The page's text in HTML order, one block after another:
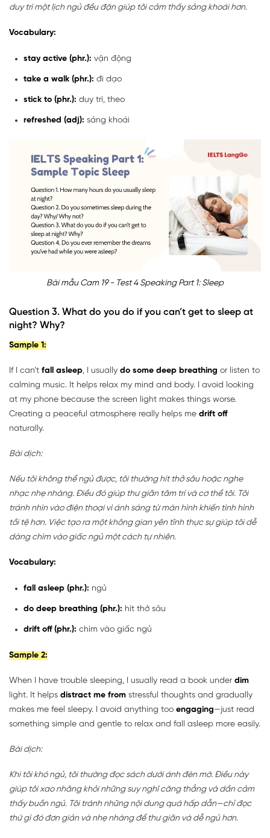
duy trì một lịch ngủ đều đặn giúp tôi cảm thấy sảng khoái hơn.
Vocabulary:
stay active (phr.): vận động
take a walk (phr.): đi dạo
stick to (phr.): duy trì, theo
refreshed (adj): sảng khoái
Bài mẫu Cam 19 - Test 4 Speaking Part 1: Sleep
Question 3. What do you do if you can’t get to sleep at
night? Why?
Sample 1:
If I can’t fall asleep, I usually do some deep breathing or listen to
calming music. It helps relax my mind and body. I avoid looking
at my phone because the screen light makes things worse.
Creating a peaceful atmosphere really helps me drift off
naturally.
Bài dịch:
Nếu tôi không thể ngủ được, tôi thường hít thở sâu hoặc nghe
nhạc nhẹ nhàng. Điều đó giúp thư giãn tâm trí và cơ thể tôi. Tôi
tránh nhìn vào điện thoại vì ánh sáng từ màn hình khiến tình hình
tồi tệ hơn. Việc tạo ra một không gian yên tĩnh thực sự giúp tôi dễ
dàng chìm vào giấc ngủ một cách tự nhiên.
Vocabulary:
fall asleep (phr.): ngủ
do deep breathing (phr.): hít thở sâu
drift off (phr.): chìm vào giấc ngủ
Sample 2:
When I have trouble sleeping, I usually read a book under dim
light. It helps distract me from stressful thoughts and gradually
makes me feel sleepy. I avoid anything too engaging—just read
something simple and gentle to relax and fall asleep more easily.
Bài dịch:
Khi tôi khó ngủ, tôi thường đọc sách dưới ánh đèn mờ. Điều này
giúp tôi xao nhãng khỏi những suy nghĩ căng thẳng và dần cảm
thấy buồn ngủ. Tôi tránh những nội dung quá hấp dẫn—chỉ đọc
thứ gì đó đơn giản và nhẹ nhàng để thư giãn và dễ ngủ hơn.